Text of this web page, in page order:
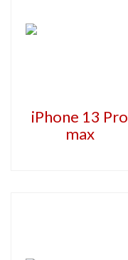
iPhone 13 Pro
max